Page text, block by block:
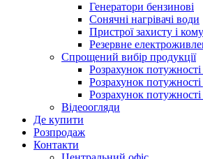
Генератори бензинові
Сонячні нагрівачі води
Пристрої захисту і
Резервне
Спрощений вибір продукції
Розрахунок потужності
Розрахунок
Розрахунок потужності
Відеоогляди
Де купити
Розпродаж
Контакти